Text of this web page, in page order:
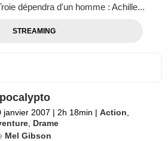
dépendra d'un homme : Achille...
STREAMING
janvier 2007 | 2h 18min | Action
Drame
Mel Gibson